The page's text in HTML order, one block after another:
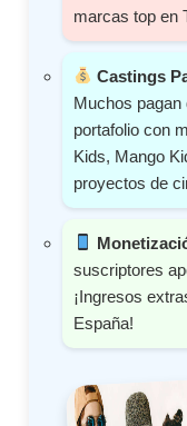
marcas top en
Castings
Muchos
portafolio con
Kids, Mango
proyectos de
suscriptores
¡Ingresos
España!